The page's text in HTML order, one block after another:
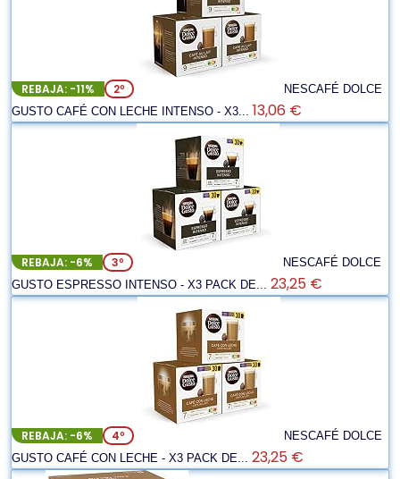
REBAJA: -11% 2º
NESCAFÉ DOLCE
GUSTO CAFÉ CON LECHE INTENSO - X3...
13,06 €
REBAJA: -6% 3º
NESCAFÉ DOLCE
GUSTO ESPRESSO INTENSO - X3 PACK DE...
23,25 €
REBAJA: -6% 4º
NESCAFÉ DOLCE
GUSTO CAFÉ CON LECHE - X3 PACK DE...
23,25 €